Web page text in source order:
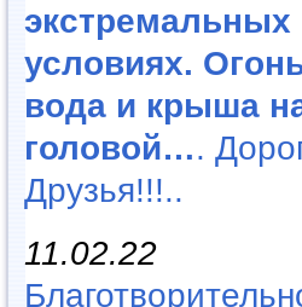
экстремальных
условиях.
вода и крыша
головой….
Друзья!!!..
11.02.22